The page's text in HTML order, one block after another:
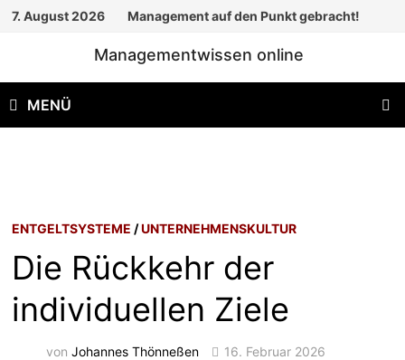
Zum
7. August 2026 Management auf den Punkt gebracht!
Managementwissen online
MENÜ
ENTGELTSYSTEME /UNTERNEHMENSKULTUR
Die Rückkehr der
individuellen Ziele
vonJohannes Thönneßen 16. Februar 2026